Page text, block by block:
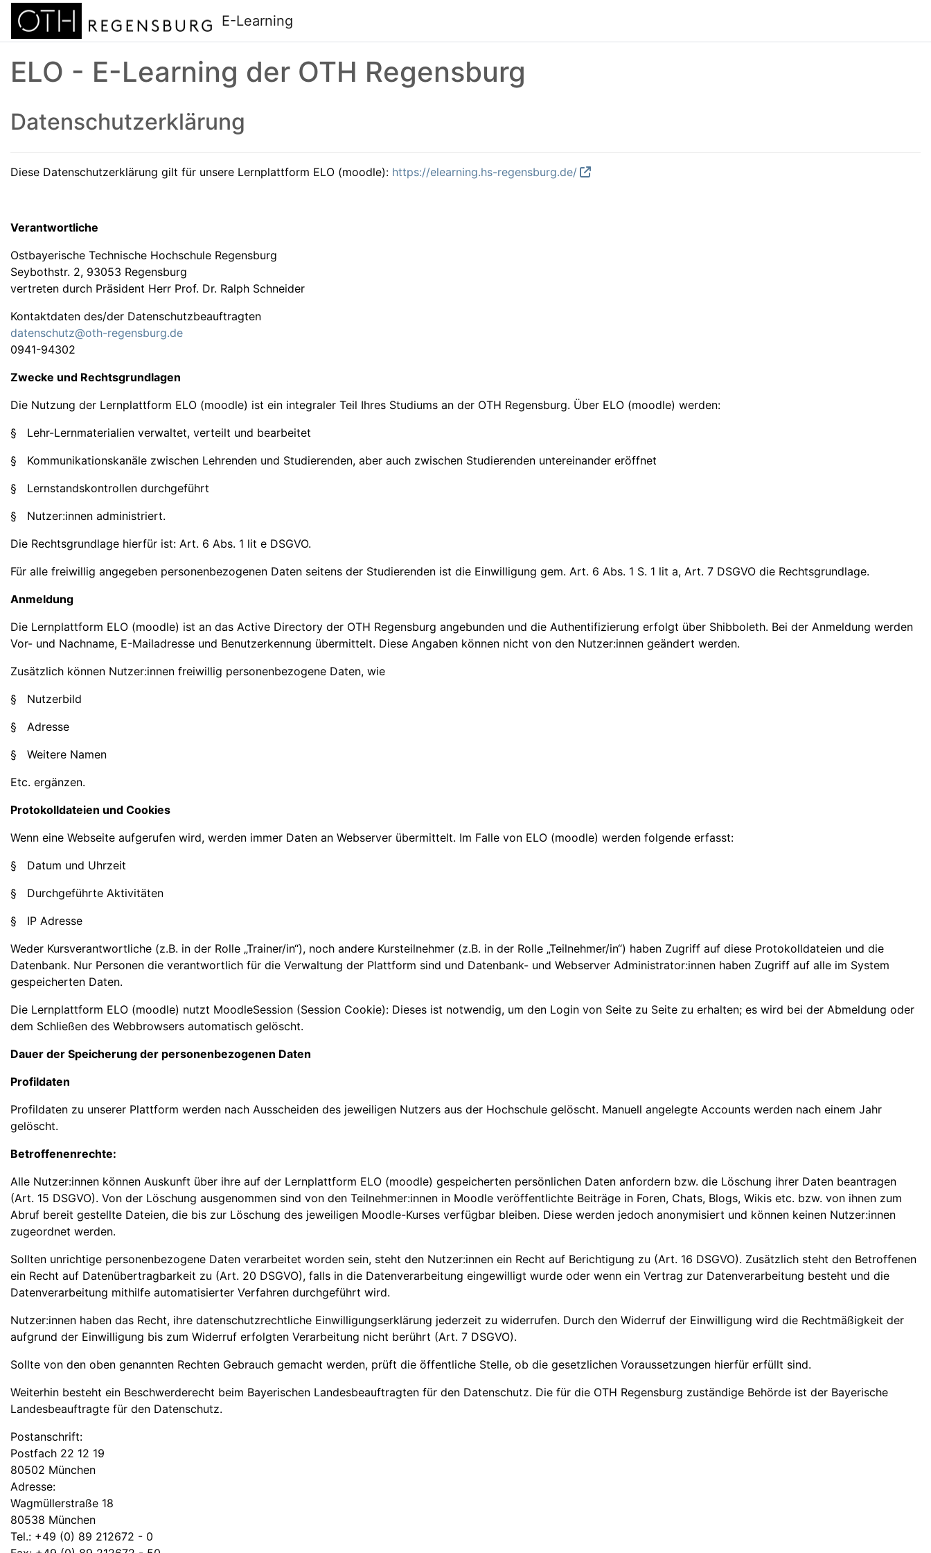
Zum Hauptinhalt
E-Learning
ELO - E-Learning der OTH Regensburg
Datenschutzerklärung
Diese Datenschutzerklärung gilt für unsere Lernplattform ELO (moodle): https://elearning.hs-regensburg.de/
Verantwortliche
Ostbayerische Technische Hochschule Regensburg
Seybothstr. 2, 93053 Regensburg
vertreten durch Präsident Herr Prof. Dr. Ralph Schneider
Kontaktdaten des/der Datenschutzbeauftragten
datenschutz@oth-regensburg.de
0941-94302
Zwecke und Rechtsgrundlagen
Die Nutzung der Lernplattform ELO (moodle) ist ein integraler Teil Ihres Studiums an der OTH Regensburg. Über ELO (moodle) werden:
§ Lehr-Lernmaterialien verwaltet, verteilt und bearbeitet
§ Kommunikationskanäle zwischen Lehrenden und Studierenden, aber auch zwischen Studierenden untereinander eröffnet
§ Lernstandskontrollen durchgeführt
§ Nutzer:innen administriert.
Die Rechtsgrundlage hierfür ist: Art. 6 Abs. 1 lit e DSGVO.
Für alle freiwillig angegeben personenbezogenen Daten seitens der Studierenden ist die Einwilligung gem. Art. 6 Abs. 1 S. 1 lit a, Art. 7 DSGVO die Rechtsgrundlage.
Anmeldung
Die Lernplattform ELO (moodle) ist an das Active Directory der OTH Regensburg angebunden und die Authentifizierung erfolgt über Shibboleth. Bei der Anmeldung werden
Vor- und Nachname, E-Mailadresse und Benutzerkennung übermittelt. Diese Angaben können nicht von den Nutzer:innen geändert werden.
Zusätzlich können Nutzer:innen freiwillig personenbezogene Daten, wie
§ Nutzerbild
§ Adresse
§ Weitere Namen
Etc. ergänzen.
Protokolldateien und Cookies
Wenn eine Webseite aufgerufen wird, werden immer Daten an Webserver übermittelt. Im Falle von ELO (moodle) werden folgende erfasst:
§ Datum und Uhrzeit
§ Durchgeführte Aktivitäten
§ IP Adresse
Weder Kursverantwortliche (z.B. in der Rolle „Trainer/in“), noch andere Kursteilnehmer (z.B. in der Rolle „Teilnehmer/in“) haben Zugriff auf diese Protokolldateien und die
Datenbank. Nur Personen die verantwortlich für die Verwaltung der Plattform sind und Datenbank- und Webserver Administrator:innen haben Zugriff auf alle im System
gespeicherten Daten.
Die Lernplattform ELO (moodle) nutzt MoodleSession (Session Cookie): Dieses ist notwendig, um den Login von Seite zu Seite zu erhalten; es wird bei der Abmeldung oder
dem Schließen des Webbrowsers automatisch gelöscht.
Dauer der Speicherung der personenbezogenen Daten
Profildaten
Profildaten zu unserer Plattform werden nach Ausscheiden des jeweiligen Nutzers aus der Hochschule gelöscht. Manuell angelegte Accounts werden nach einem Jahr
gelöscht.
Betroffenenrechte:
Alle Nutzer:innen können Auskunft über ihre auf der Lernplattform ELO (moodle) gespeicherten persönlichen Daten anfordern bzw. die Löschung ihrer Daten beantragen
(Art. 15 DSGVO). Von der Löschung ausgenommen sind von den Teilnehmer:innen in Moodle veröffentlichte Beiträge in Foren, Chats, Blogs, Wikis etc. bzw. von ihnen zum
Abruf bereit gestellte Dateien, die bis zur Löschung des jeweiligen Moodle-Kurses verfügbar bleiben. Diese werden jedoch anonymisiert und können keinen Nutzer:innen
zugeordnet werden.
Sollten unrichtige personenbezogene Daten verarbeitet worden sein, steht den Nutzer:innen ein Recht auf Berichtigung zu (Art. 16 DSGVO). Zusätzlich steht den Betroffenen
ein Recht auf Datenübertragbarkeit zu (Art. 20 DSGVO), falls in die Datenverarbeitung eingewilligt wurde oder wenn ein Vertrag zur Datenverarbeitung besteht und die
Datenverarbeitung mithilfe automatisierter Verfahren durchgeführt wird.
Nutzer:innen haben das Recht, ihre datenschutzrechtliche Einwilligungserklärung jederzeit zu widerrufen. Durch den Widerruf der Einwilligung wird die Rechtmäßigkeit der
aufgrund der Einwilligung bis zum Widerruf erfolgten Verarbeitung nicht berührt (Art. 7 DSGVO).
Sollte von den oben genannten Rechten Gebrauch gemacht werden, prüft die öffentliche Stelle, ob die gesetzlichen Voraussetzungen hierfür erfüllt sind.
Weiterhin besteht ein Beschwerderecht beim Bayerischen Landesbeauftragten für den Datenschutz. Die für die OTH Regensburg zuständige Behörde ist der Bayerische
Landesbeauftragte für den Datenschutz.
Postanschrift:
Postfach 22 12 19
80502 München
Adresse:
Wagmüllerstraße 18
80538 München
Tel.: +49 (0) 89 212672 - 0